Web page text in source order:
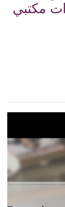
مكتبي